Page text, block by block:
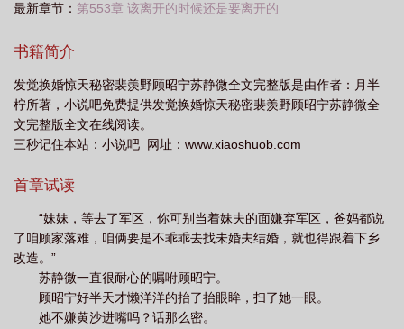
最新章节： 第553章 该离开的时候还是要离开的
书籍简介
发觉换婚惊天秘密裴羡野顾昭宁苏静微全文完整版是由作者：月半
柠所著，小说吧免费提供发觉换婚惊天秘密裴羡野顾昭宁苏静微全
文完整版全文在线阅读。
三秒记住本站：小说吧 网址：www.xiaoshuob.com
首章试读
“妹妹，等去了军区，你可别当着妹夫的面嫌弃军区，爸妈都说
了咱顾家落难，咱俩要是不乖乖去找未婚夫结婚，就也得跟着下乡
改造。”
苏静微一直很耐心的嘱咐顾昭宁。
顾昭宁好半天才懒洋洋的抬了抬眼眸，扫了她一眼。
她不嫌黄沙进嘴吗？话那么密。